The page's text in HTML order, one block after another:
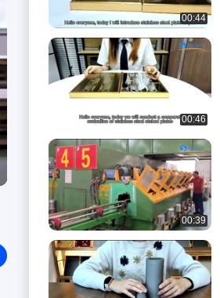
00:44
00:46
00:39